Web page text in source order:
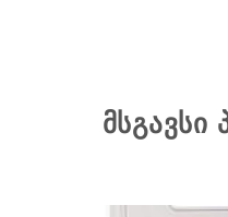
მსგავსი